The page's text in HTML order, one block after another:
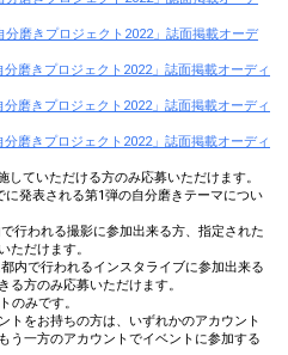
磨きプロジェクト2022」誌面掲載オーデ
磨きプロジェクト2022」誌面掲載オーディ
磨きプロジェクト2022」誌面掲載オーディ
分磨きプロジェクト2022」誌面掲載オーディ
していただける方のみ応募いただけます。
発表される第1弾の自分磨きテーマについ
行われる撮影に参加出来る方、指定された
ただけます。
内で行われるインスタライブに参加出来る
る方のみ応募いただけます。
のみです。
トをお持ちの方は、いずれかのアカウント
う一方のアカウントでイベントに参加する